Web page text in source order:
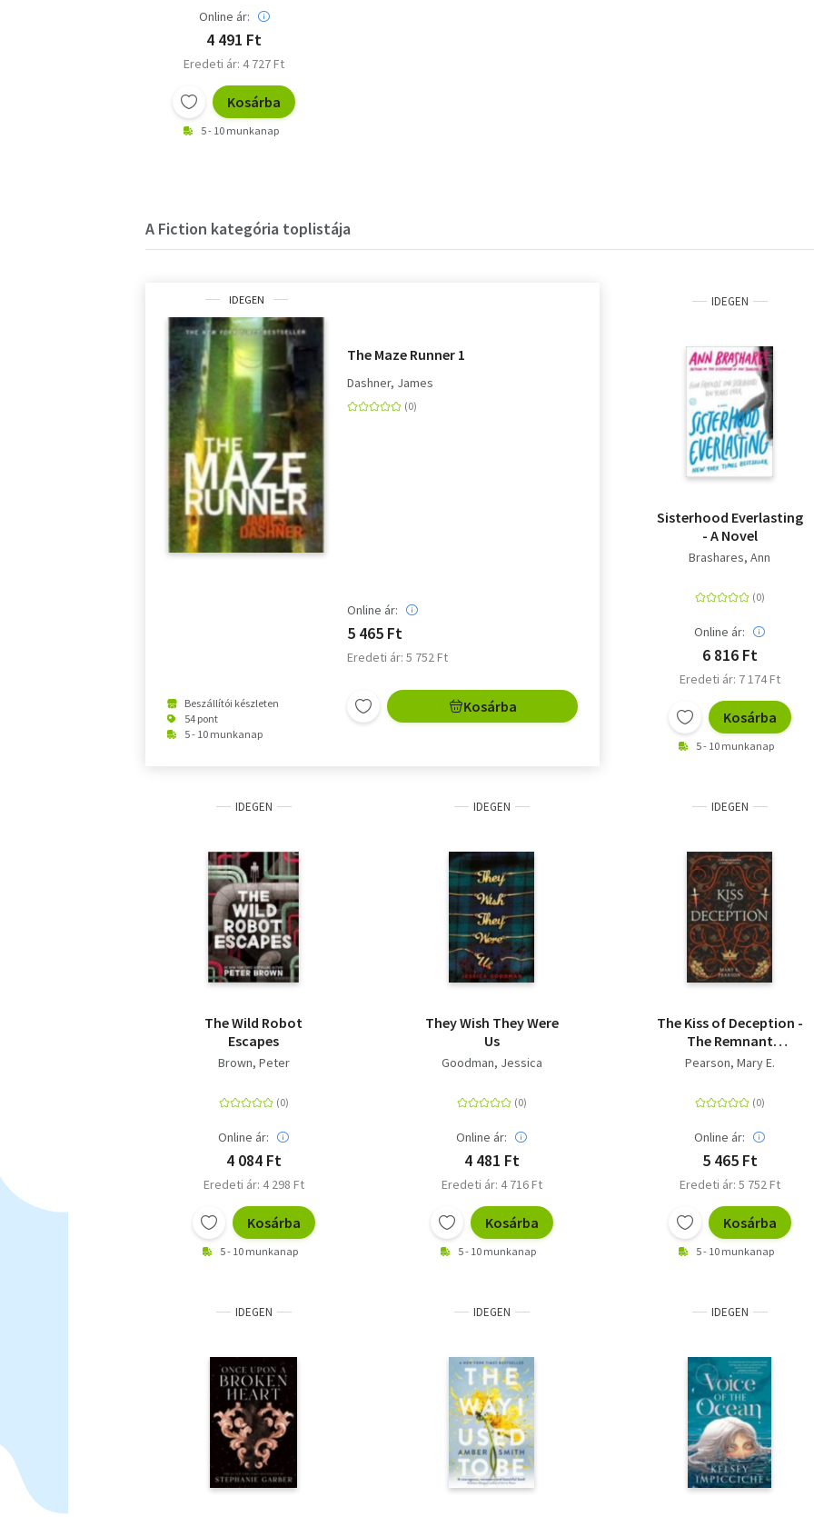
Online ár:
4 491 Ft
Eredeti ár: 4 727 Ft
Kosárba
5 - 10 munkanap
A Fiction kategória toplistája
IDEGEN
Beszállítói készleten
54 pont
5 - 10 munkanap
The Maze Runner 1
Dashner, James
Online ár:
5 465 Ft
Eredeti ár: 5 752 Ft
Kosárba
IDEGEN
Sisterhood Everlasting
- A Novel
Brashares, Ann
Online ár:
6 816 Ft
Eredeti ár: 7 174 Ft
Kosárba
5 - 10 munkanap
IDEGEN
The Wild Robot
Escapes
Brown, Peter
Online ár:
4 084 Ft
Eredeti ár: 4 298 Ft
Kosárba
5 - 10 munkanap
IDEGEN
They Wish They Were
Us
Goodman, Jessica
Online ár:
4 481 Ft
Eredeti ár: 4 716 Ft
Kosárba
5 - 10 munkanap
IDEGEN
The Kiss of Deception -
The Remnant
Chronicles
Pearson, Mary E.
Online ár:
5 465 Ft
Eredeti ár: 5 752 Ft
Kosárba
5 - 10 munkanap
IDEGEN IDEGEN IDEGEN